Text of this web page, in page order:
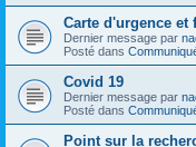
Carte d'urgence et
Dernier message par
Posté dans
Covid 19
Dernier message par
Posté dans
Point sur la